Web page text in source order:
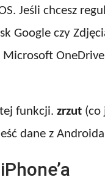
Jeśli chcesz
Google czy
funkcji. zrzut (co
dane z